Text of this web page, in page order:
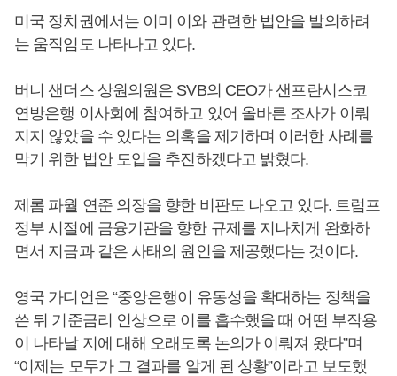
미국 정치권에서는 이미 이와 관련한 법안을 발의하려
는 움직임도 나타나고 있다.
버니 샌더스 상원의원은 SVB의 CEO가 샌프란시스코
연방은행 이사회에 참여하고 있어 올바른 조사가 이뤄
지지 않았을 수 있다는 의혹을 제기하며 이러한 사례를
막기 위한 법안 도입을 추진하겠다고 밝혔다.
제롬 파월 연준 의장을 향한 비판도 나오고 있다. 트럼프
정부 시절에 금융기관을 향한 규제를 지나치게 완화하
면서 지금과 같은 사태의 원인을 제공했다는 것이다.
영국 가디언은 “중앙은행이 유동성을 확대하는 정책을
쓴 뒤 기준금리 인상으로 이를 흡수했을 때 어떤 부작용
이 나타날 지에 대해 오래도록 논의가 이뤄져 왔다”며
“이제는 모두가 그 결과를 알게 된 상황”이라고 보도했